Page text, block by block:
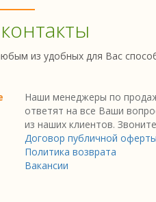
из удобных для Вас
Наши менеджеры по
ответят на все Ваши
из наших клиентов.
Договор публичной оферты
Политика возврата
Вакансии